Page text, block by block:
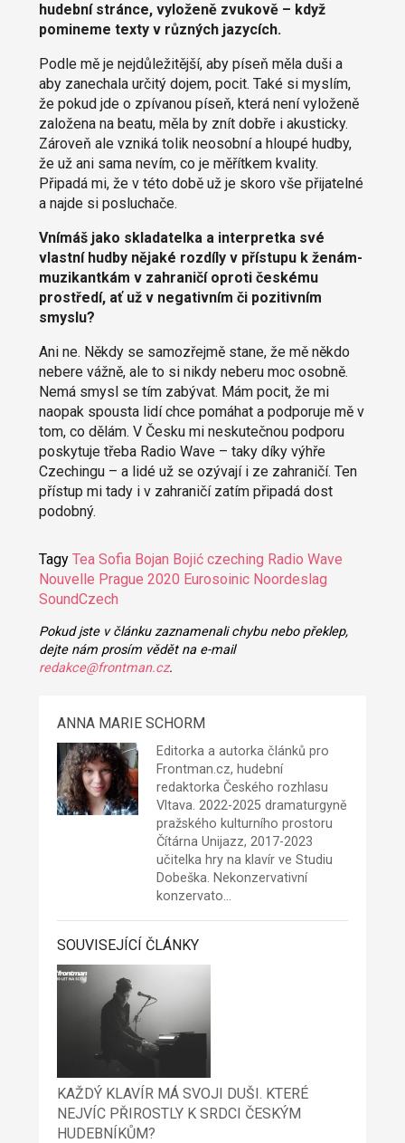
hudební stránce, vyloženě zvukově – když
pomineme texty v různých jazycích.
Podle mě je nejdůležitější, aby píseň měla duši a
aby zanechala určitý dojem, pocit. Také si myslím,
že pokud jde o zpívanou píseň, která není vyloženě
založena na beatu, měla by znít dobře i akusticky.
Zároveň ale vzniká tolik neosobní a hloupé hudby,
že už ani sama nevím, co je měřítkem kvality.
Připadá mi, že v této době už je skoro vše přijatelné
a najde si posluchače.
Vnímáš jako skladatelka a interpretka své
vlastní hudby nějaké rozdíly v přístupu k ženám-
muzikantkám v zahraničí oproti českému
prostředí, ať už v negativním či pozitivním
smyslu?
Ani ne. Někdy se samozřejmě stane, že mě někdo
nebere vážně, ale to si nikdy neberu moc osobně.
Nemá smysl se tím zabývat. Mám pocit, že mi
naopak spousta lidí chce pomáhat a podporuje mě v
tom, co dělám. V Česku mi neskutečnou podporu
poskytuje třeba Radio Wave – taky díky výhře
Czechingu – a lidé už se ozývají i ze zahraničí. Ten
přístup mi tady i v zahraničí zatím připadá dost
podobný.
Tagy Tea Sofia Bojan Bojić czeching Radio Wave
Nouvelle Prague 2020 Eurosoinic Noordeslag
SoundCzech
Pokud jste v článku zaznamenali chybu nebo překlep,
dejte nám prosím vědět na e-mail
redakce@frontman.cz.
ANNA MARIE SCHORM
Editorka a autorka článků pro
Frontman.cz, hudební
redaktorka Českého rozhlasu
Vltava. 2022-2025 dramaturgyně
pražského kulturního prostoru
Čítárna Unijazz, 2017-2023
učitelka hry na klavír ve Studiu
Dobeška. Nekonzervativní
konzervato…
SOUVISEJÍCÍ ČLÁNKY
KAŽDÝ KLAVÍR MÁ SVOJI DUŠI. KTERÉ
NEJVÍC PŘIROSTLY K SRDCI ČESKÝM
HUDEBNÍKŮM?